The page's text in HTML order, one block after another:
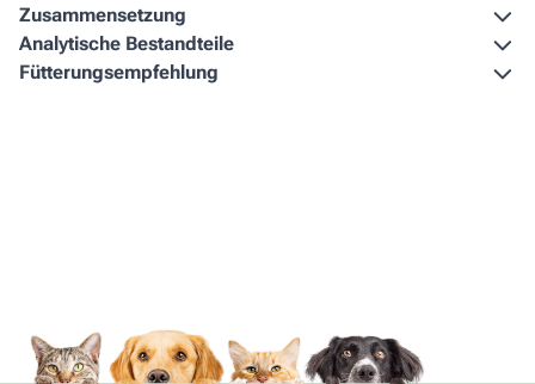
Zusammen­setzung
Analytische Bestandteile
Fütterungs­empfehlung